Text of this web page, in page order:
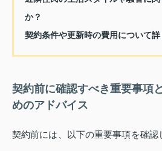
か？
契約条件や更新時の費用について詳
契約前に確認すべき重要事項
めのアドバイス
契約前には、以下の重要事項を確